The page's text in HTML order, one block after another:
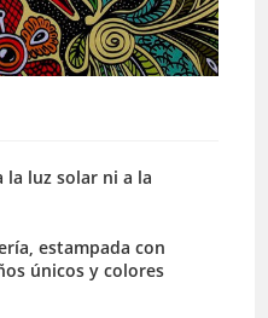
la luz solar ni a la
estampada con
únicos y colores